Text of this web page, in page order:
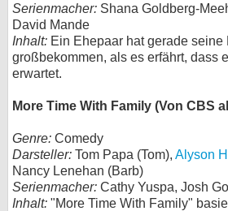
Serienmacher: Shana Goldberg-
David Mande
Inhalt: Ein Ehepaar hat gerade seine
großbekommen, als es erfährt, dass
erwartet.
More Time With Family (Von CBS
Genre: Comedy
Darsteller: Tom Papa (Tom), Alyson
Nancy Lenehan (Barb)
Serienmacher: Cathy Yuspa, Josh
Inhalt: "More Time With Family"